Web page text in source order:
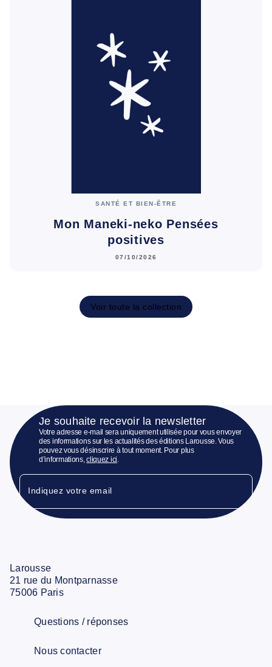
SANTÉ ET BIEN-ÊTRE
Mon Maneki-neko Pensées
positives
07/10/2026
Voir toute la collection
Je souhaite recevoir la newsletter
Votre adresse e-mail sera uniquement utilisée pour vous envoyer
des informations sur les actualités des éditions Larousse. Vous
pouvez vous désinscrire à tout moment. Pour plus
d’informations,cliquez ici.
Indiquez votre email
Larousse
21 rue du Montparnasse
75006 Paris
Questions / réponses
Nous contacter